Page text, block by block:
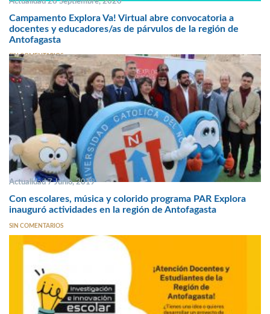
Campamento Explora Va! Virtual abre convocatoria a
docentes y educadores/as de párvulos de la región de
Antofagasta
SIN COMENTARIOS
Actualidad 7 Junio, 2019
Con escolares, música y colorido programa PAR Explora
inauguró actividades en la región de Antofagasta
SIN COMENTARIOS